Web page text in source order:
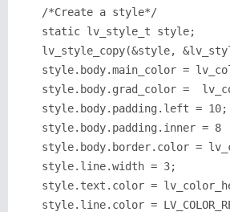
    /*Create a style*/
    static lv_style_t style;
lv_style_copy(&style,
style.body.main_color =
style.body.grad_color =
style.body.padding.left =
style.body.padding.inner = 8
style.body.border.color =
style.line.width = 3;
style.text.color =
style.line.color =